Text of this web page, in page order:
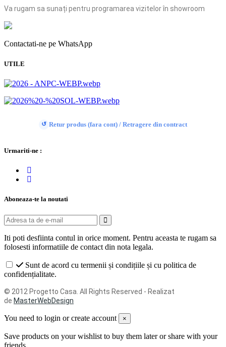
Va rugam sa sunați pentru programarea vizitelor în showroom
Contactati-ne pe WhatsApp
UTILE
↺ Retur produs (fara cont) / Retragere din contract
Urmariti-ne :
Aboneaza-te la noutati
Iti poti desfiinta contul in orice moment. Pentru aceasta te rugam sa
folosesti informatiile de contact din nota legala.
Sunt de acord cu termenii și condițiile și cu politica de
confidențialitate.
© 2012 Progetto Casa. All Rights Reserved - Realizat
de MasterWebDesign
You need to login or create account ×
Save products on your wishlist to buy them later or share with your
friends.